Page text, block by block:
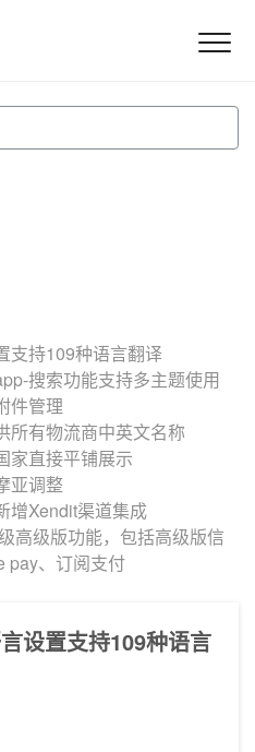
支持109种语言翻译
搜索功能支持多主题使用
件管理
所有物流商中英文名称
家直接平铺展示
亚调整
增Xendit渠道集成
高级版功能，包括高级版信
pay、订阅支付
设置支持109种语言